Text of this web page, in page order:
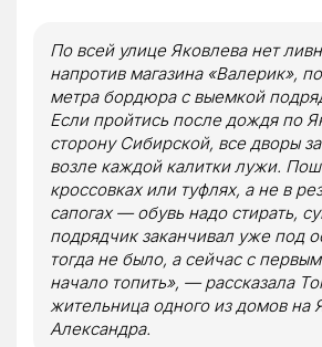
По всей улице Яковлева нет
напротив магазина «Валерик»,
метра бордюра с выемкой
Если пройтись после дождя по
сторону Сибирской, все дворы
возле каждой калитки лужи.
кроссовках или туфлях, а не в
сапогах — обувь надо стирать,
подрядчик заканчивал уже под
тогда не было, а сейчас с
начало топить», — рассказала
жительница одного из домов на
Александра.